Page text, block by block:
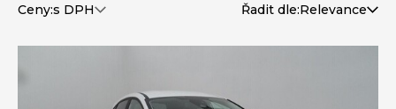
Ceny:s DPH Řadit dle:Relevance